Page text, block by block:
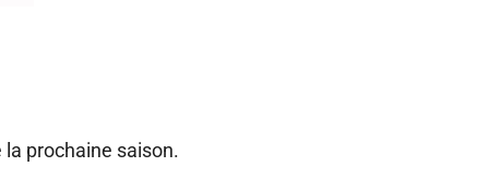
prochaine saison.